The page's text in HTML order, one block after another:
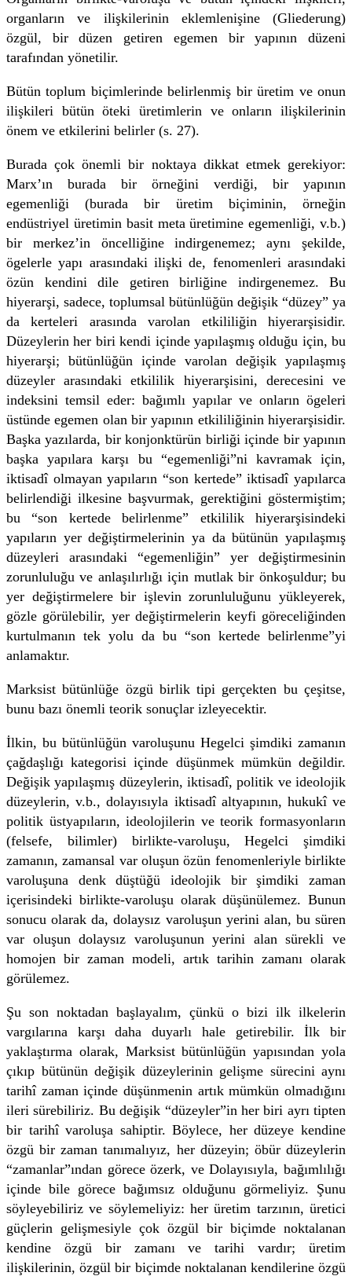
organların ve ilişkilerinin eklemlenişine (Gliederung)
özgül, bir düzen getiren egemen bir yapının düzeni
tarafından yönetilir.
Bütün toplum biçimlerinde belirlenmiş bir üretim ve onun
ilişkileri bütün öteki üretimlerin ve onların ilişkilerinin
önem ve etkilerini belirler (s. 27).
Burada çok önemli bir noktaya dikkat etmek gerekiyor:
Marx’ın burada bir örneğini verdiği, bir yapının
egemenliği (burada bir üretim biçiminin, örneğin
endüstriyel üretimin basit meta üretimine ege­menliği, v.b.)
bir merkez’in öncelliğine indirgenemez; aynı şekilde,
ögelerle yapı arasındaki ilişki de, fenomenleri arasındaki
özün kendini dile getiren birliğine indirgenemez. Bu
hiyerarşi, sadece, toplumsal bütünlüğün değişik “düzey” ya
da kerteleri arasında varolan etkililiğin hiyerarşisidir.
Düzeylerin her biri kendi içinde yapılaşmış olduğu için, bu
hiyerarşi; bütünlüğün içinde varolan değişik yapılaşmış
düzeyler arasındaki etkililik hiyerarşisini, derecesini ve
indeksini temsil eder: bağımlı yapılar ve onların ögeleri
üstünde egemen olan bir yapının etkililiğinin hiyerarşisidir.
Başka yazılarda, bir konjonktürün birliği içinde bir yapının
başka yapılara karşı bu “egemenliği”ni kavramak için,
iktisadî olmayan yapıların “son kertede” iktisadî yapılarca
belirlendiği ilkesine başvurmak, gerektiğini göstermiştim;
bu “son kertede belirlenme” etkililik hiyerarşisindeki
yapıların yer değiştirmelerinin ya da bütünün yapılaşmış
düzeyleri arasındaki “egemenliğin” yer değiştirmesinin
zorunluluğu ve anlaşılırlığı için mutlak bir önkoşuldur; bu
yer değiştirmelere bir işlevin zorunluluğunu yükleyerek,
gözle görülebilir, yer değiştirmelerin keyfi göreceliğinden
kurtulmanın tek yolu da bu “son kertede belirlenme”yi
anlamaktır.
Marksist bütünlüğe özgü birlik tipi gerçekten bu çeşitse,
bunu bazı önemli teorik sonuçlar izleyecektir.
İlkin, bu bütünlüğün varoluşunu Hegelci şimdiki zamanın
çağdaşlığı kategorisi içinde düşünmek mümkün değildir.
Değişik yapılaşmış düzeylerin, iktisadî, politik ve ideolojik
düzeylerin, v.b., dolayısıyla iktisadî altyapının, hukukî ve
politik üstyapıların, ideolojilerin ve teorik formasyonların
(felsefe, bilimler) birlikte-varoluşu, Hegelci şimdiki
zamanın, zamansal var oluşun özün fenomenleriyle birlikte
varoluşuna denk düştüğü ideolojik bir şimdiki zaman
içerisindeki birlikte-varoluşu olarak düşünülemez. Bunun
sonucu olarak da, dolaysız varoluşun yerini alan, bu süren
var oluşun dolaysız varoluşunun yerini alan sürekli ve
homojen bir zaman modeli, artık tarihin zamanı olarak
görülemez.
Şu son noktadan başlayalım, çünkü o bizi ilk ilkelerin
vargılarına karşı daha duyarlı hale getirebilir. İlk bir
yaklaştırma olarak, Marksist bütünlüğün yapısından yola
çıkıp bütünün değişik düzeylerinin gelişme sürecini aynı
tarihî zaman içinde düşünmenin artık mümkün olmadığını
ileri sürebiliriz. Bu değişik “düzeyler”in her biri ayrı tipten
bir tarihî varoluşa sahiptir. Böylece, her düzeye kendine
özgü bir zaman tanımalıyız, her düzeyin; öbür düzeylerin
“zamanlar”ından görece özerk, ve Dolayısıyla, bağımlılığı
içinde bile görece bağımsız olduğunu görmeliyiz. Şunu
söyleyebiliriz ve söylemeliyiz: her üretim tarzının, üretici
güçlerin gelişmesiyle çok özgül bir biçimde noktalanan
kendine özgü bir zamanı ve tarihi vardır; üretim
ilişkilerinin, özgül bir biçimde noktalanan kendilerine özgü